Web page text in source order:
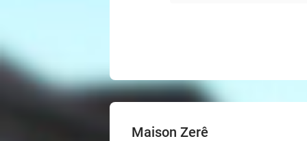
Maison Zerê